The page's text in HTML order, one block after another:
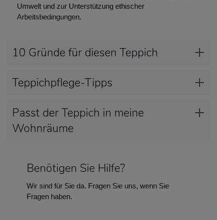
Umwelt und zur Unterstützung ethischer
Arbeitsbedingungen.
10 Gründe für diesen Teppich
Teppichpflege-Tipps
Passt der Teppich in meine
Wohnräume
Benötigen Sie Hilfe?
Wir sind für Sie da. Fragen Sie uns, wenn Sie
Fragen haben.